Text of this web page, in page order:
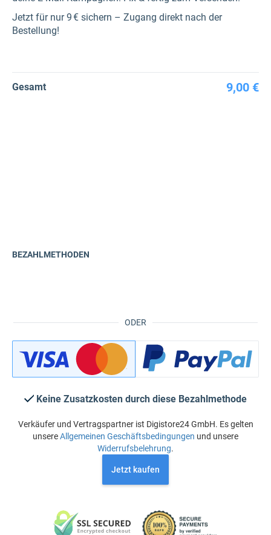
Jetzt für nur 9 € sichern – Zugang direkt nach der
Bestellung!
Gesamt 9,00 €
ODER
BEZAHLMETHODEN
Keine Zusatzkosten durch diese Bezahlmethode
Verkäufer und Vertragspartner ist Digistore24 GmbH. Es gelten
unsereAllgemeinen Geschäftsbedingungen und unsere
Widerrufsbelehrung.
Jetzt kaufen